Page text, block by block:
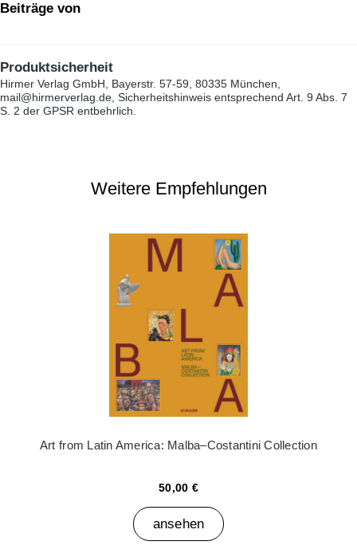
Beiträge von
Produktsicherheit
Hirmer Verlag GmbH, Bayerstr. 57-59, 80335 München,
mail@hirmerverlag.de, Sicherheitshinweis entsprechend Art. 9 Abs. 7
S. 2 der GPSR entbehrlich.
Weitere Empfehlungen
Art from Latin America: Malba–Costantini Collection
50,00 €
ansehen